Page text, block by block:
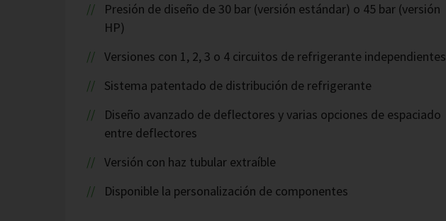
Presión de diseño de 30 bar (versión estándar) o 45 bar (versión
HP)
Versiones con 1, 2, 3 o 4 circuitos de refrigerante independientes
Sistema patentado de distribución de refrigerante
Diseño avanzado de deflectores y varias opciones de espaciado
entre deflectores
Versión con haz tubular extraíble
Disponible la personalización de componentes